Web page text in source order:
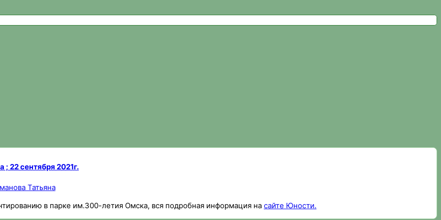
новости спортивного ориентирования, официальный сайт федерации спортивного ориентирования
22 сентября 2021г.
Татьяна
в парке им.300-летия Омска, вся подробная информация на сайте Юности.